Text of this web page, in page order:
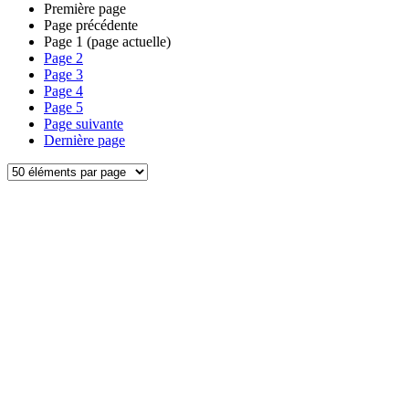
Première page
Page précédente
Page 1 (page actuelle)
Page 2
Page 3
Page 4
Page 5
Page suivante
Dernière page